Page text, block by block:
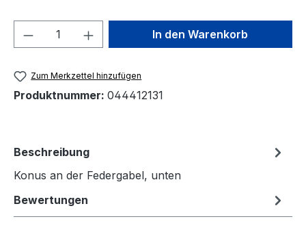
Produkt Anzahl: Gib denIn den Warenkorb
Zum Merkzettel hinzufügen
Produktnummer: 044412131
Beschreibung
Konus an der Federgabel, unten
Bewertungen